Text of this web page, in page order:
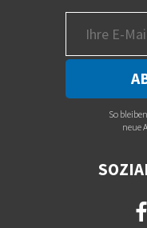
So
neue